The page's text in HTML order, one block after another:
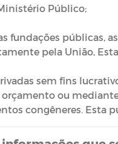
Público;
fundações públicas,
pela União,
sem fins
ou mediante
congêneres. Esta